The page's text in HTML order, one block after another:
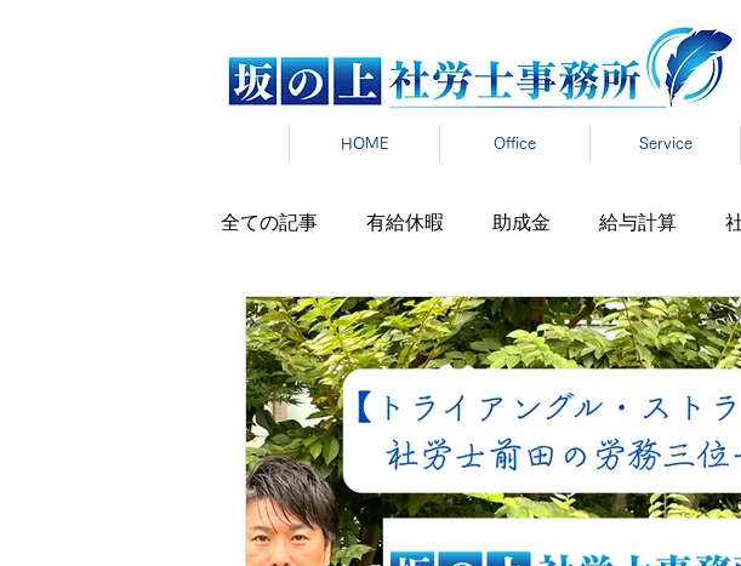
HOME Office Service
全ての記事 有給休暇 助成金 給与計算
労働時間 雇用契約 在宅勤務 税制
雇用保険 新卒 報道発表 年末調整
パワハラ セクハラ マタハラ 厚生労働